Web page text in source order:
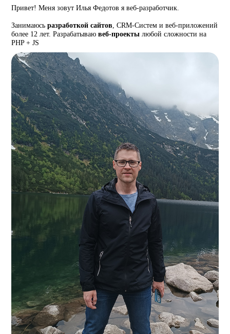
Привет! Меня зовут Илья Федотов я веб-разработчик.
Занимаюсьразработкой сайтов , CRM-Систем и веб-приложений
более 12 лет. Разрабатываювеб-проекты любой сложности на
PHP + JS